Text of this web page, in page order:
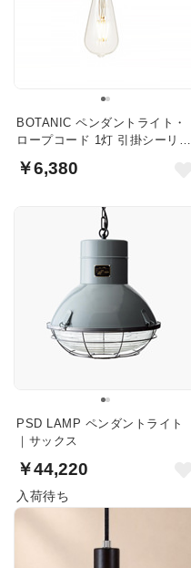
BOTANIC ペンダントライト・
ロープコード 1灯 引掛シーリン
￥6,380
PSD LAMP ペンダントライト
｜サックス
￥44,220
入荷待ち